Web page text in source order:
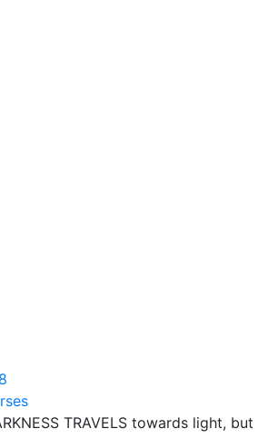
TRAVELS towards light, but